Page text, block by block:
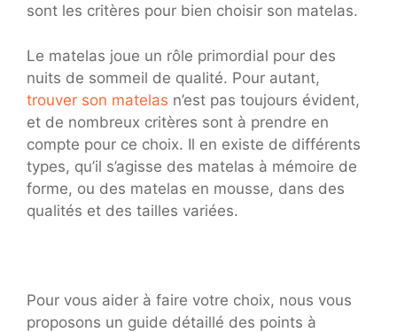
sont les critères pour bien choisir son matelas.
Le matelas joue un rôle primordial pour des
nuits de sommeil de qualité. Pour autant,
trouver son matelas n’est pas toujours évident,
et de nombreux critères sont à prendre en
compte pour ce choix. Il en existe de différents
types, qu’il s’agisse des matelas à mémoire de
forme, ou des matelas en mousse, dans des
qualités et des tailles variées.
Pour vous aider à faire votre choix, nous vous
proposons un guide détaillé des points à